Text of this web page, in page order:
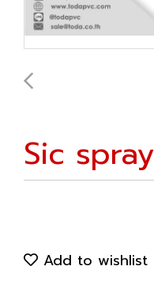
Sic
Add to wishlist